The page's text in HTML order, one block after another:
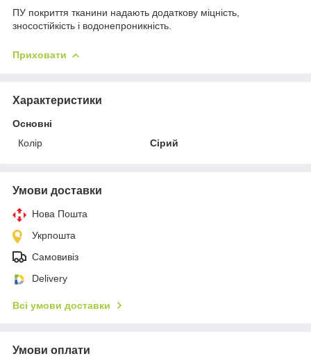
ПУ покриття тканини надають додаткову міцність,
зносостійкість і водонепроникність.
Приховати
Характеристики
Основні
Колір
Сірий
Умови доставки
Нова Пошта
Укрпошта
Самовивіз
Delivery
Всі умови доставки
Умови оплати